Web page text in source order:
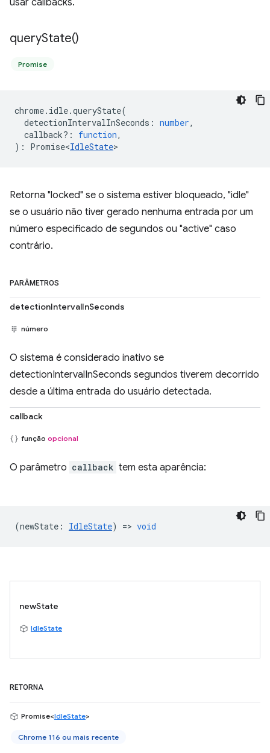
usar callbacks.
queryState()
Promise
chrome. idle.queryState(
detectionIntervalInSeconds : number,
callback? : function,
) : Promise<IdleState>
Retorna "locked" se o sistema estiver bloqueado, "idle"
se o usuário não tiver gerado nenhuma entrada por um
número especificado de segundos ou "active" caso
contrário.
PARÂMETROS
detectionIntervalInSeconds
número
O sistema é considerado inativo se
detectionIntervalInSeconds segundos tiverem decorrido
desde a última entrada do usuário detectada.
callback
função opcional
O parâmetro callback tem esta aparência:
(newState : IdleState) => void
newState
IdleState
RETORNA
Promise<IdleState>
Chrome 116 ou mais recente